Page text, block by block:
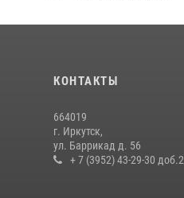
КОНТАКТЫ
664019
г. Иркутск,
ул. Баррикад д. 56
+ 7 (3952) 43-29-30 доб.2